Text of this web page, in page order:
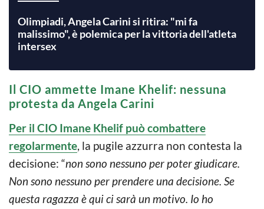
Olimpiadi, Angela Carini si ritira: "mi fa
malissimo", è polemica per la vittoria dell'atleta
intersex
Il CIO ammette Imane Khelif: nessuna
protesta da Angela Carini
Per il CIO Imane Khelif può combattere
regolarmente, la pugile azzurra non contesta la
decisione: “non sono nessuno per poter giudicare.
Non sono nessuno per prendere una decisione. Se
questa ragazza è qui ci sarà un motivo. Io ho